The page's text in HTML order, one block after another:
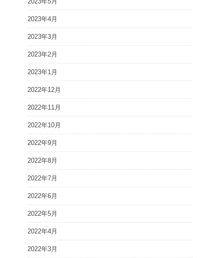
2023年4月
2023年3月
2023年2月
2023年1月
2022年12月
2022年11月
2022年10月
2022年9月
2022年8月
2022年7月
2022年6月
2022年5月
2022年4月
2022年3月